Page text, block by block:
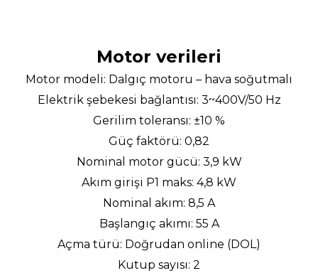
Motor verileri
Motor modeli: Dalgıç motoru – hava soğutmalı
Elektrik şebekesi bağlantısı: 3~400V/50 Hz
Gerilim toleransı: ±10 %
Güç faktörü: 0,82
Nominal motor gücü: 3,9 kW
Akım girişi P1 maks: 4,8 kW
Nominal akım: 8,5 A
Başlangıç akımı: 55 A
Açma türü: Doğrudan online (DOL)
Kutup sayısı: 2